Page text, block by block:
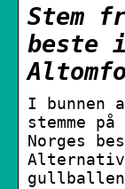
Stem
beste
I bunnen
stemme
Norges